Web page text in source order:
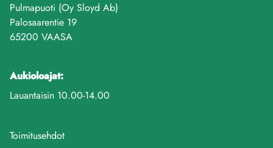
Pulmapuoti (Oy Sloyd Ab)
Palosaarentie 19
65200 VAASA
Aukioloajat:
Lauantaisin 10.00-14.00
Toimitusehdot